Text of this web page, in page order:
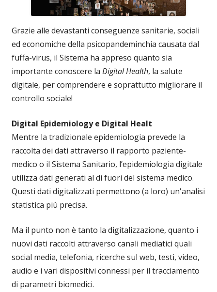
Grazie alle devastanti conseguenze sanitarie, sociali
ed economiche della psicopandeminchia causata dal
fuffa-virus, il Sistema ha appreso quanto sia
importante conoscere la Digital Health, la salute
digitale, per comprendere e soprattutto migliorare il
controllo sociale!
Digital Epidemiology e Digital Healt
Mentre la tradizionale epidemiologia prevede la
raccolta dei dati attraverso il rapporto paziente-
medico o il Sistema Sanitario, l’epidemiologia digitale
utilizza dati generati al di fuori del sistema medico.
Questi dati digitalizzati permettono (a loro) un'analisi
statistica più precisa.
Ma il punto non è tanto la digitalizzazione, quanto i
nuovi dati raccolti attraverso canali mediatici quali
social media, telefonia, ricerche sul web, testi, video,
audio e i vari dispositivi connessi per il tracciamento
di parametri biomedici.